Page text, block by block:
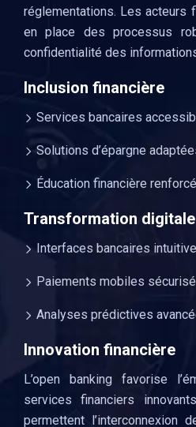
réglementations. Les acteurs
en place des processus
confidentialité des
Inclusion financière
Services bancaires
Solutions d’épargne
Éducation financière
Transformation digitale
Interfaces bancaires
Paiements mobiles
Analyses prédictives
Innovation financière
L’open banking favorise
services financiers
permettent l’interconnexion